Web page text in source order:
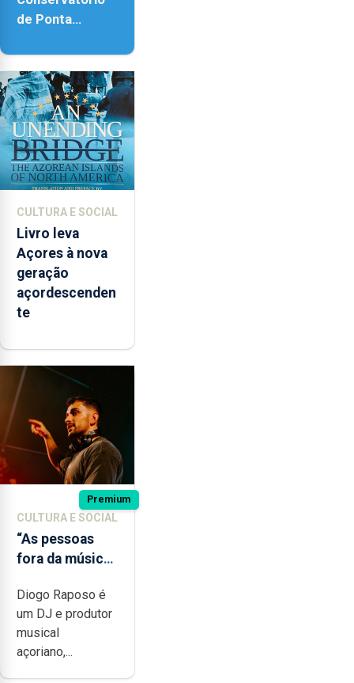
de Ponta
contar com
novos
instrumentos
CULTURA E SOCIAL
Livro leva
Açores à nova
geração
açordescenden
te
Premium
CULTURA E SOCIAL
“As pessoas
fora da música
noção do quão
difícil é
produzir uma
música”
Diogo Raposo é
um DJ e produtor
musical
açoriano,...